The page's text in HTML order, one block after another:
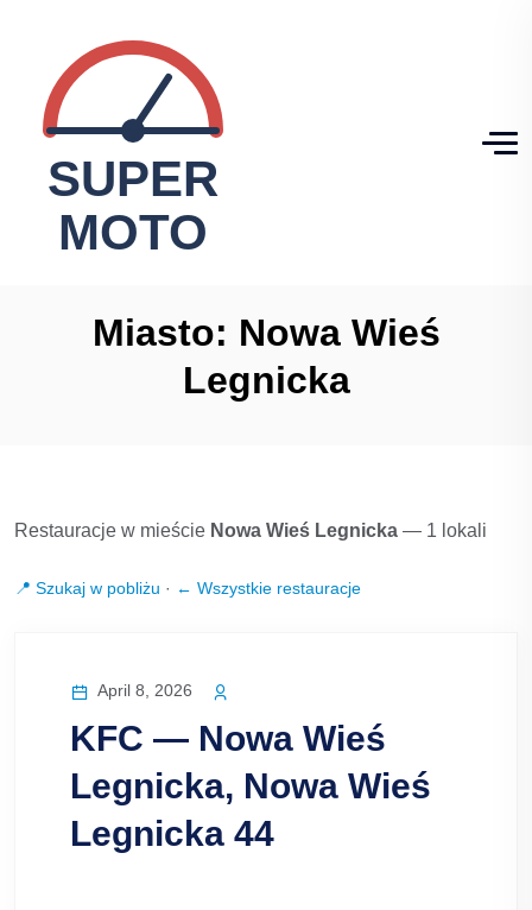
Miasto: Nowa Wieś
Legnicka
Restauracje w mieście Nowa Wieś Legnicka — 1 lokali
📍 Szukaj w pobliżu · ← Wszystkie restauracje
April 8, 2026
KFC — Nowa Wieś
Legnicka, Nowa Wieś
Legnicka 44